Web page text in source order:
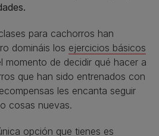
para cachorros han
domináis los ejercicios básicos
momento de decidir qué hacer a
que han sido entrenados con
les encanta seguir
cosas nuevas.
opción que tienes es